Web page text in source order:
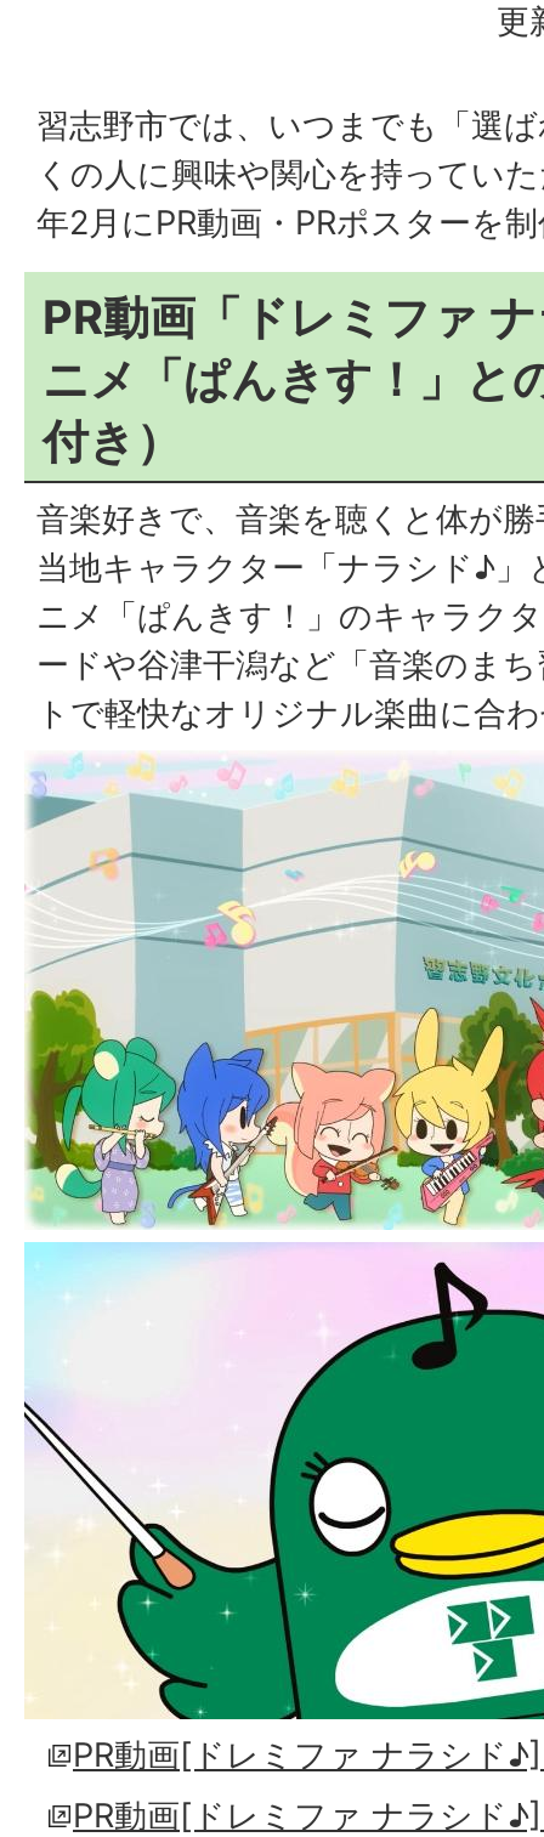
更
習志野市では、いつまでも「選
くの人に興味や関心を持ってい
年2月にPR動画・PRポスターを
PR動画「ドレミファ
ニメ「ぱんきす！」と
付き）
音楽好きで、音楽を聴くと体が
当地キャラクター「ナラシド♪」
ニメ「ぱんきす！」のキャラク
ードや谷津干潟など「音楽のま
トで軽快なオリジナル楽曲に合
PR動画[ドレミファ ナラシド
PR動画[ドレミファ ナラシド